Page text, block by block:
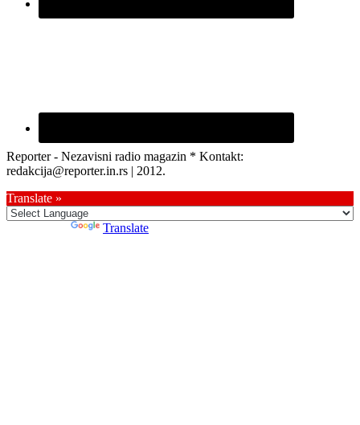
Reporter - Nezavisni radio magazin * Kontakt:
redakcija@reporter.in.rs | 2012.
Translate »
Translate